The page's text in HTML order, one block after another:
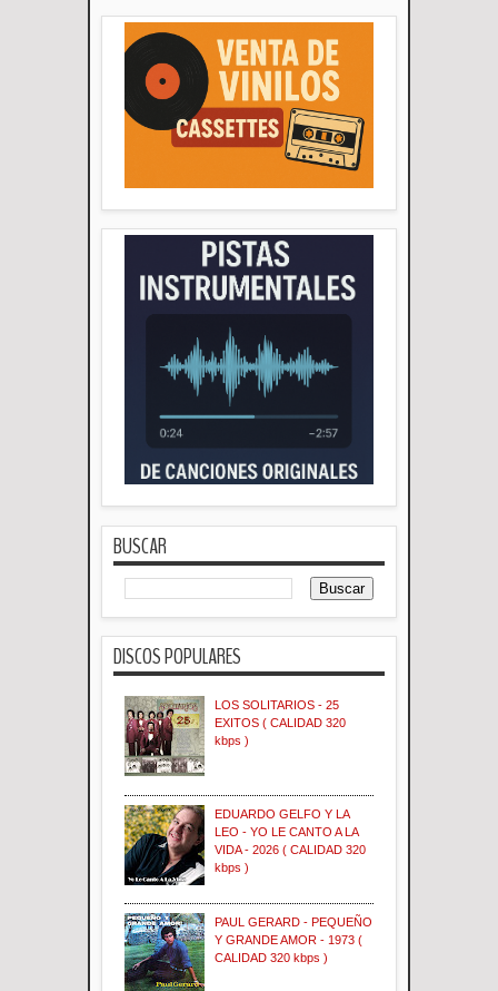
BUSCAR
DISCOS POPULARES
LOS SOLITARIOS - 25
EXITOS ( CALIDAD 320
kbps )
EDUARDO GELFO Y LA
LEO - YO LE CANTO A LA
VIDA - 2026 ( CALIDAD 320
kbps )
PAUL GERARD - PEQUEÑO
Y GRANDE AMOR - 1973 (
CALIDAD 320 kbps )